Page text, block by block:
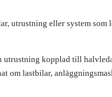
utrustning eller system som
utrustning kopplad till
om lastbilar,